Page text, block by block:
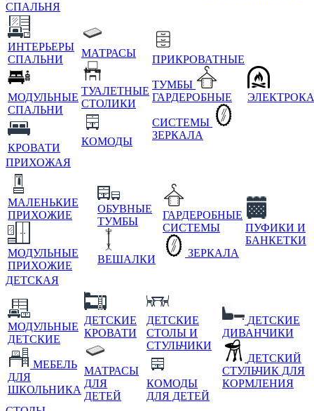
СПАЛЬНЯ
ИНТЕРЬЕРЫ
СПАЛЬНИ
МОДУЛЬНЫЕ
СПАЛЬНИ
КРОВАТИ
МАТРАСЫ
ТУАЛЕТНЫЕ
СТОЛИКИ
КОМОДЫ
ПРИКРОВАТНЫЕ
ТУМБЫ
ГАРДЕРОБНЫЕ
СИСТЕМЫ
ЗЕРКАЛА
ПРИХОЖАЯ
МАЛЕНЬКИЕ
ПРИХОЖИЕ
МОДУЛЬНЫЕ
ПРИХОЖИЕ
ОБУВНЫЕ
ТУМБЫ
ВЕШАЛКИ
ГАРДЕРОБНЫЕ
СИСТЕМЫ
ЗЕРКАЛА
ПУФИКИ И
БАНКЕТКИ
ДЕТСКАЯ
МОДУЛЬНЫЕ
ДЕТСКИЕ
МЕБЕЛЬ
ДЛЯ
ШКОЛЬНИКА
ДЕТСКИЕ
КРОВАТИ
МАТРАСЫ
ДЛЯ
ДЕТЕЙ
ДЕТСКИЕ
СТОЛЫ И
СТУЛЬЧИКИ
КОМОДЫ
ДЛЯ ДЕТЕЙ
ДЕТСКИЕ
ДИВАНЧИКИ
ДЕТСКИЙ
СТУЛЬЧИК ДЛЯ
КОРМЛЕНИЯ